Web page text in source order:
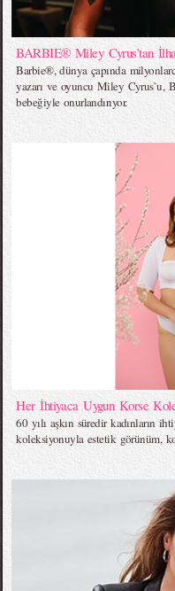
BARBIE® Miley Cyrus’tan
Barbie®, dünya çapında
yazarı ve oyuncu Miley Cyrus`u,
bebeğiyle onurlandırıyor.
Her İhtiyaca Uygun Korse
60 yılı aşkın süredir kadınların
koleksiyonuyla estetik görünüm,